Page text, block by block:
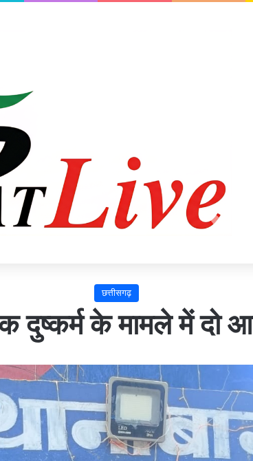
छत्तीसगढ़
दुष्कर्म के मामले में दो